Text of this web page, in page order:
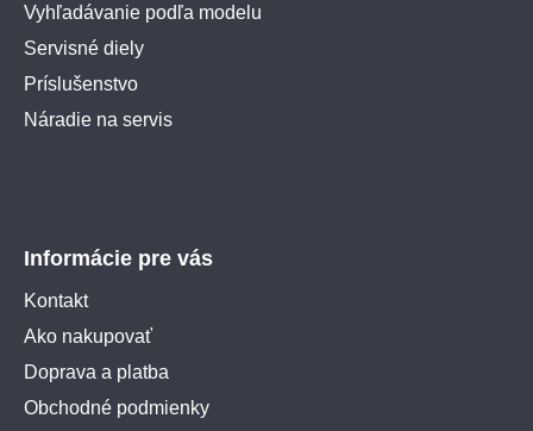
Vyhľadávanie podľa modelu
Servisné diely
Príslušenstvo
Náradie na servis
Informácie pre vás
Kontakt
Ako nakupovať
Doprava a platba
Obchodné podmienky